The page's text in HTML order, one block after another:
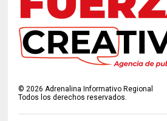
©2026 Adrenalina Informativo Regional
Todos los derechos reservados.